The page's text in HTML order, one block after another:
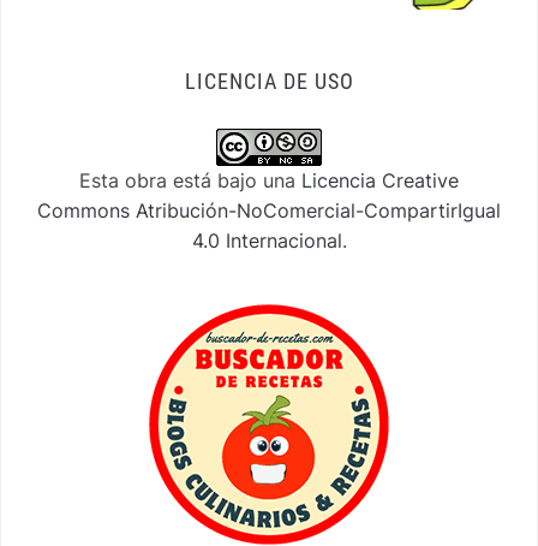
LICENCIA DE USO
Esta obra está bajo una Licencia Creative
Commons Atribución-NoComercial-CompartirIgual
4.0 Internacional.